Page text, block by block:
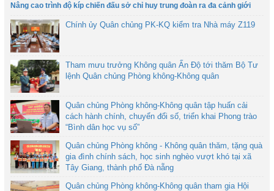
Nâng cao trình độ kíp chiến đấu sở chỉ huy trung đoàn ra đa cảnh giới
Chính ủy Quân chủng PK-KQ kiểm tra Nhà máy Z119
Tham mưu trưởng Không quân Ấn Độ tới thăm Bộ Tư
lệnh Quân chủng Phòng không-Không quân
Quân chủng Phòng không-Không quân tập huấn cải
cách hành chính, chuyển đổi số, triển khai Phong trào
“Bình dân học vụ số”
Quân chủng Phòng không - Không quân thăm, tặng quà
gia đình chính sách, học sinh nghèo vượt khó tại xã
Tây Giang, thành phố Đà nẵng
Quân chủng Phòng không-Không quân tham gia Hội